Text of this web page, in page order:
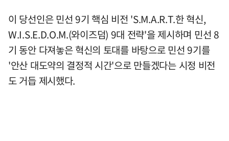
이 당선인은 민선 9기 핵심 비전 'S.M.A.R.T.한 혁신,
W.I.S.E.D.O.M.(와이즈덤) 9대 전략'을 제시하며 민선 8
기 동안 다져놓은 혁신의 토대를 바탕으로 민선 9기를
'안산 대도약의 결정적 시간'으로 만들겠다는 시정 비전
도 거듭 제시했다.